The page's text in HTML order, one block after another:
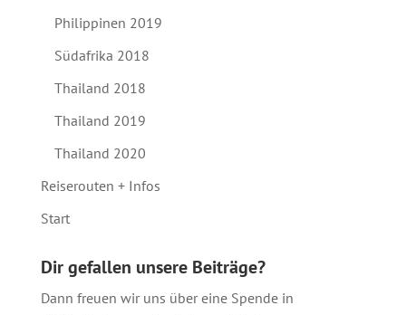
Philippinen 2019
Südafrika 2018
Thailand 2018
Thailand 2019
Thailand 2020
Reiserouten + Infos
Start
Dir gefallen unsere Beiträge?
Dann freuen wir uns über eine Spende in